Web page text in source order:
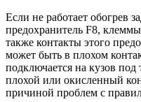
Если не работает обогрев
предохранитель F8,
также контакты этого
может быть в плохом
подключается на кузов
плохой или окисленный
причиной проблем с